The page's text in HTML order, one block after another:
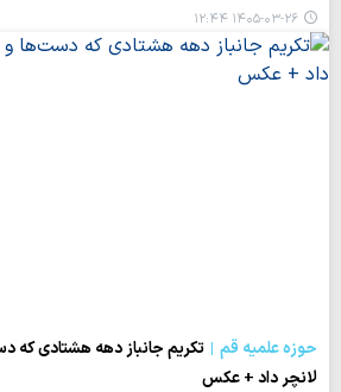
۱۴۰۵-۰۳-۲۶ ۱۲:۴۴
حوزه علمیه قم
تکریم جانباز دهه هشتادی که
لانچر داد + عکس